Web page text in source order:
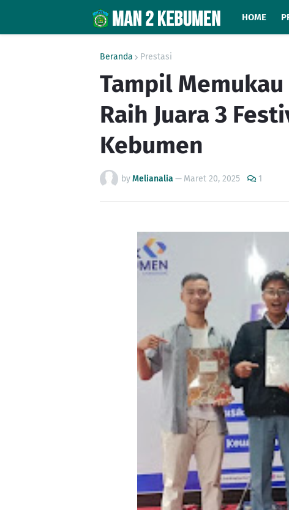
HOME
Beranda Prestasi
Tampil Memukau
Raih Juara 3
Kebumen
byMelianalia — Maret 20, 2025 1